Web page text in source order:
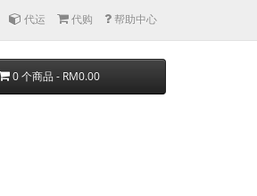
代运 代购 帮助中心
0 个商品 - RM0.00